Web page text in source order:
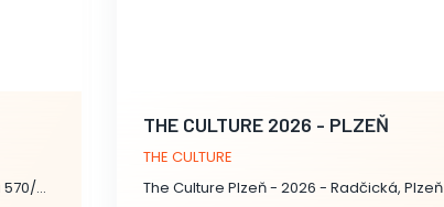
The Culture Liberec - 2026 - Jeronýmova 570/22, Liberec
THE CULTURE 2026 - PLZEŇ
THE CULTURE
The Culture Plzeň - 2026 - Radčická, Plzeň